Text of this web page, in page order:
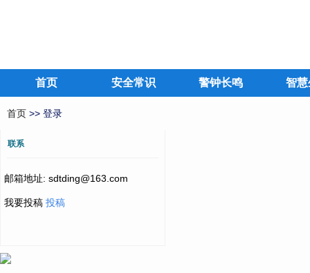
首页 安全常识 警钟长鸣 智
首页 >> 登录
联系
邮箱地址: sdtding@163.com
我要投稿 投稿